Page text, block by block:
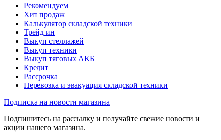
Рекомендуем
Хит продаж
Калькулятор складской техники
Трейд ин
Выкуп стеллажей
Выкуп техники
Выкуп тяговых АКБ
Кредит
Рассрочка
Перевозка и эвакуация складской техники
Подписка на новости магазина
Подпишитесь на рассылку и получайте свежие новости и
акции нашего магазина.